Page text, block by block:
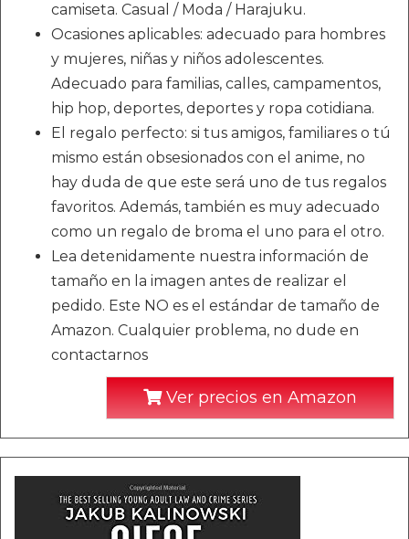
camiseta. Casual / Moda / Harajuku.
Ocasiones aplicables: adecuado para hombres
y mujeres, niñas y niños adolescentes.
Adecuado para familias, calles, campamentos,
hip hop, deportes, deportes y ropa cotidiana.
El regalo perfecto: si tus amigos, familiares o tú
mismo están obsesionados con el anime, no
hay duda de que este será uno de tus regalos
favoritos. Además, también es muy adecuado
como un regalo de broma el uno para el otro.
Lea detenidamente nuestra información de
tamaño en la imagen antes de realizar el
pedido. Este NO es el estándar de tamaño de
Amazon. Cualquier problema, no dude en
contactarnos
Ver precios en Amazon